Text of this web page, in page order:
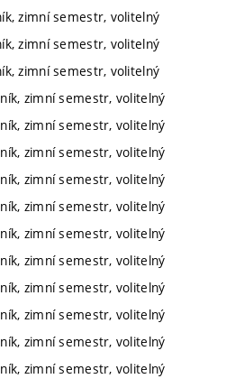
zimní semestr, volitelný
zimní semestr, volitelný
zimní semestr, volitelný
zimní semestr, volitelný
zimní semestr, volitelný
zimní semestr, volitelný
zimní semestr, volitelný
zimní semestr, volitelný
zimní semestr, volitelný
zimní semestr, volitelný
zimní semestr, volitelný
zimní semestr, volitelný
zimní semestr, volitelný
zimní semestr, volitelný